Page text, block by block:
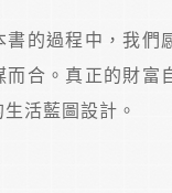
書的過程中，我們
而合。真正的財富
活藍圖設計。